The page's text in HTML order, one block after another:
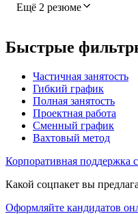
Ещё 2 резюме
Быстрые
Частичная занятость
Гибкий график
Полная занятость
Проектная работа
Сменный график
Вахтовый метод
Корпоративная поддержка
Какой соцпакет вы
Оформляйте кандидатов